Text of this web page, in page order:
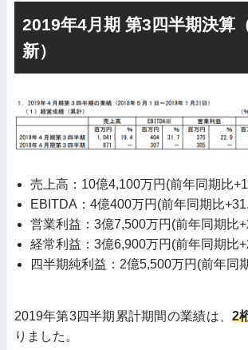
2019年4月期 第3四半期決算
新）
売上高：10億4,100万円(前年同期比
EBITDA：4億400万円(前年同期比
営業利益：3億7,500万円(前年同期比
経常利益：3億6,900万円(前年同期比
四半期純利益：2億5,500万円(前年同
2019年第3四半期累計期間の業績は、2
りました。